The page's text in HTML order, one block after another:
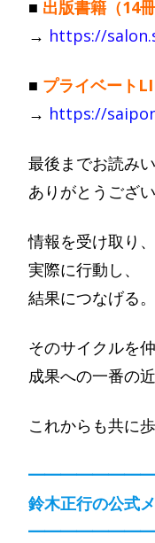
■ 出版書籍（14冊
→ https://
■ プライベート
→ https://
最後までお読み
ありがとうござい
情報を受け取り、
実際に行動し、
結果につなげる。
そのサイクルを
成果への一番の近
これからも共に
鈴木正行の公式